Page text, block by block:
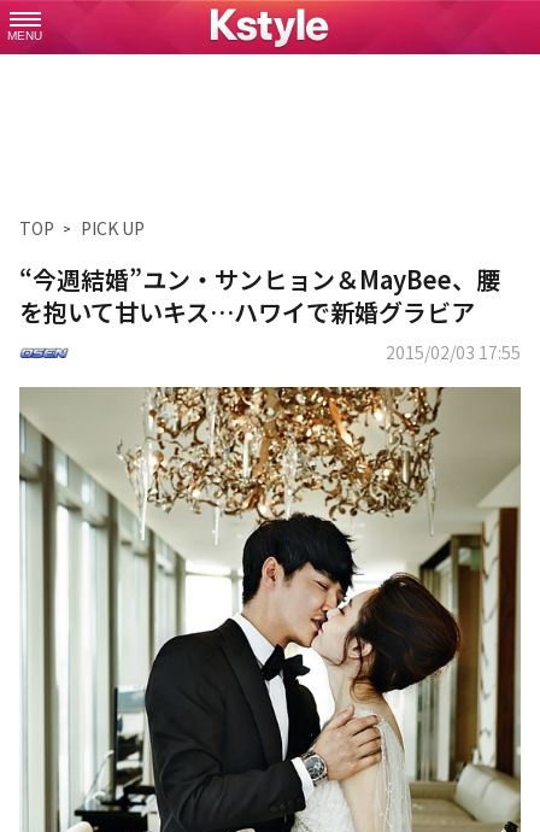
MENU
TOP PICK UP
“今週結婚”ユン・サンヒョン＆MayBee、腰
を抱いて甘いキス…ハワイで新婚グラビア
2015/02/03 17:55